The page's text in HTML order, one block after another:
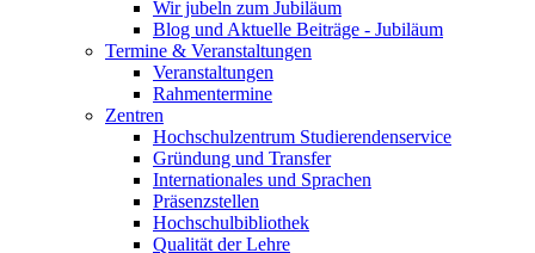
Wir jubeln zum Jubiläum
Blog und Aktuelle Beiträge - Jubiläum
Termine & Veranstaltungen
Veranstaltungen
Rahmentermine
Zentren
Hochschulzentrum Studierendenservice
Gründung und Transfer
Internationales und Sprachen
Präsenzstellen
Hochschulbibliothek
Qualität der Lehre